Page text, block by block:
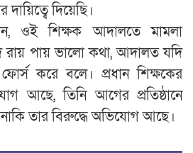
দায়িত্বে দিয়েছি।
ওই শিক্ষক আদালতে মামলা
রায় পায় ভালো কথা, আদালত যদি
করে বলে। প্রধান শিক্ষকের
আছে, তিনি আগের প্রতিষ্ঠানে
নাকি তার বিরুদ্ধে অভিযোগ আছে।